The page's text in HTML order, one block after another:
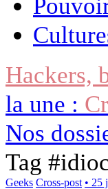
Hackers,
la une :
Nos
Tag #
Geeks Cross-post • 25